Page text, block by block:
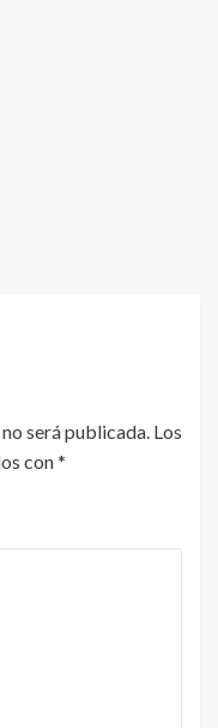
será publicada. Los
con*